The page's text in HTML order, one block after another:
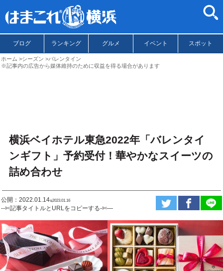
ブログ ランキング グルメ イベント スポット
ホーム シーズン
バレンタイン
※記事内の広告から媒体維持のために収益を得る場合があります
横浜ベイホテル東急2022年「バレンタイ
ンギフト」予約受付！華やかなスイーツの
詰め合わせ
公開：2022.01.14ಇ2023.01.16
--✄記事タイトルとURLをコピーする-✄—